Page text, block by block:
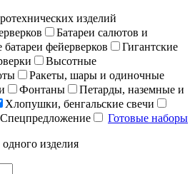
изделий
Батареи салютов и
фейерверков
Гигантские
Высотные
Ракеты, шары и одиночные
Фонтаны
Петарды, наземные и
Хлопушки, бенгальские свечи
Спецпредложение
Готовые наборы
изделия